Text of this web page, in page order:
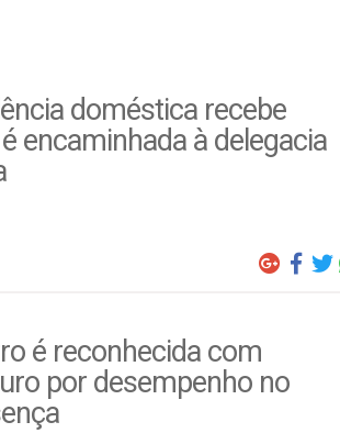
doméstica recebe
encaminhada à delegacia
é reconhecida com
por desempenho no